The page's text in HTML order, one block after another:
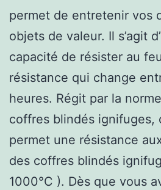
permet de entretenir vos
objets de valeur. Il s’agit
capacité de résister au
résistance qui change
heures. Régit par la
coffres blindés ignifuges,
permet une résistance
des coffres blindés
1000°C ). Dès que vous